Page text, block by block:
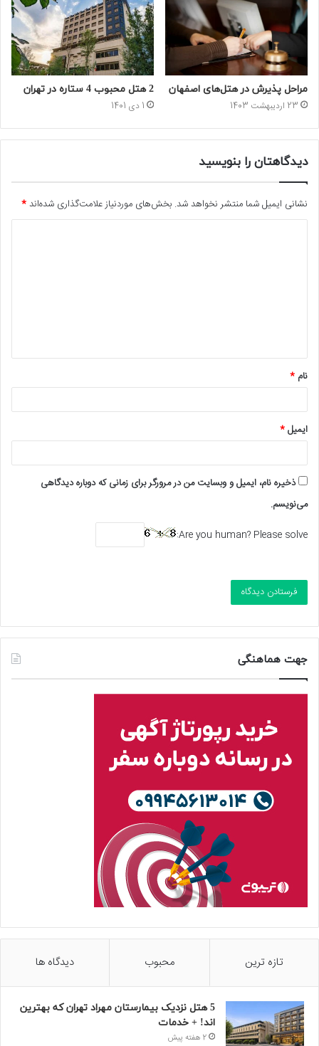
مراحل پذیرش در هتل‌های اصفهان
23 اردیبهشت 1403
2 هتل محبوب 4 ستاره در تهران
1 دی 1401
دیدگاهتان را بنویسید
نشانی ایمیل شما منتشر نخواهد شد. بخش‌های موردنیاز علامت‌گذاری شده‌اند*
*
نام *
ایمیل*
ذخیره نام، ایمیل و وبسایت من در مرورگر برای زمانی که دوباره دیدگاهی
می‌نویسم.
Are you human? Please solve:
جهت هماهنگی
تازه ترین محبوب دیدگاه ها
5 هتل نزدیک بیمارستان مهراد تهران که بهترین‌
اند! + خدمات
2 هفته پیش